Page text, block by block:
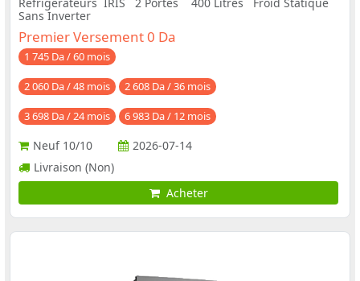
Sans Inverter
Premier Versement 0 Da
1 745 Da / 60 mois
2 060 Da / 48 mois 2 608 Da / 36 mois
3 698 Da / 24 mois 6 983 Da / 12 mois
Neuf 10/10
2026-07-14
Livraison (Non)
Acheter